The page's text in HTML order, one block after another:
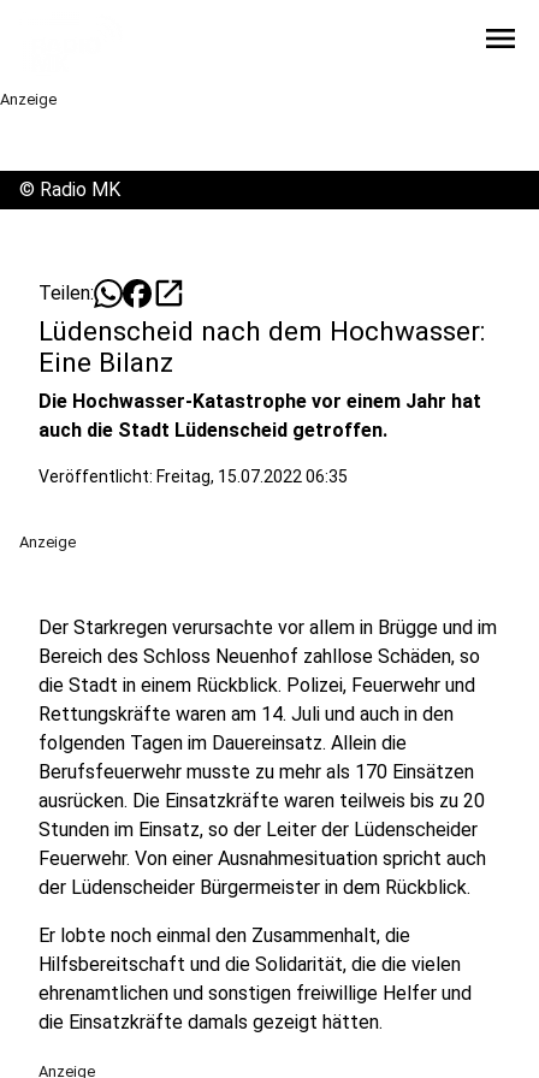
menu
Anzeige
© Radio MK
Teilen: open_in_new
Lüdenscheid nach dem Hochwasser:
Eine Bilanz
Die Hochwasser-Katastrophe vor einem Jahr hat
auch die Stadt Lüdenscheid getroffen.
Veröffentlicht: Freitag, 15.07.2022 06:35
Anzeige
Der Starkregen verursachte vor allem in Brügge und im
Bereich des Schloss Neuenhof zahllose Schäden, so
die Stadt in einem Rückblick. Polizei, Feuerwehr und
Rettungskräfte waren am 14. Juli und auch in den
folgenden Tagen im Dauereinsatz. Allein die
Berufsfeuerwehr musste zu mehr als 170 Einsätzen
ausrücken. Die Einsatzkräfte waren teilweis bis zu 20
Stunden im Einsatz, so der Leiter der Lüdenscheider
Feuerwehr. Von einer Ausnahmesituation spricht auch
der Lüdenscheider Bürgermeister in dem Rückblick.
Er lobte noch einmal den Zusammenhalt, die
Hilfsbereitschaft und die Solidarität, die die vielen
ehrenamtlichen und sonstigen freiwillige Helfer und
die Einsatzkräfte damals gezeigt hätten.
Anzeige